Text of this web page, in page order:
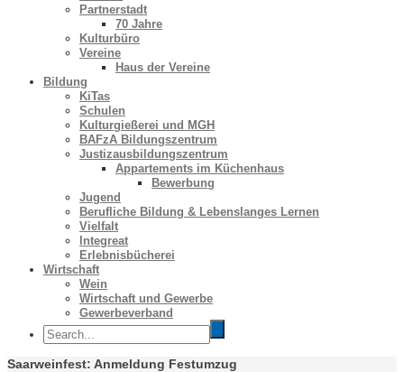
Partnerstadt
70 Jahre
Kulturbüro
Vereine
Haus der Vereine
Bildung
KiTas
Schulen
Kulturgießerei und MGH
BAFzA Bildungszentrum
Justizausbildungszentrum
Appartements im Küchenhaus
Bewerbung
Jugend
Berufliche Bildung & Lebenslanges Lernen
Vielfalt
Integreat
Erlebnisbücherei
Wirtschaft
Wein
Wirtschaft und Gewerbe
Gewerbeverband
Saarweinfest: Anmeldung Festumzug